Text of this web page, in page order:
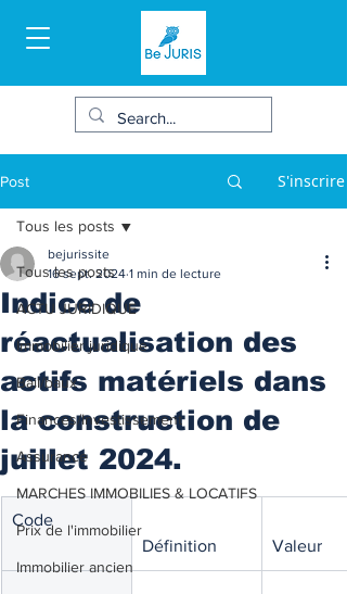
Post S'inscrire
Tous les posts
ACTU JURIDIQUE
Immobilier juridique
Bail/baux
Finances/Investissement
Assurance
MARCHES IMMOBILIES & LOCATIFS
Prix de l'immobilier
Immobilier ancien
Tous les posts
Indice de
réactualisation des
actifs matériels dans
la construction de
juillet 2024.
bejurissite
16 sept. 2024 1 min de lecture
Code
Définition
Valeur